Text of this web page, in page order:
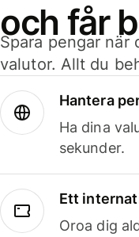
och får
Spara pengar
valutor. Allt du
Hantera
Ha dina
sekunder.
Ett
Oroa dig